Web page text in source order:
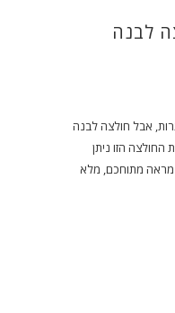
לבנה
אבל חולצה לבנה
הזו ניתן
מראה מתוחכם, מלא